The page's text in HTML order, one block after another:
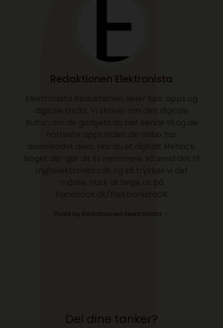
Redaktionen Elektronista
Posts by Redaktionen Elektronista
Del dine tanker?